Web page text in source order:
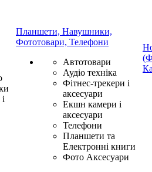
Планшети, Навушники,
Фототовари, Телефони
Автотовари
Аудіо техніка
Фітнес-трекери і
аксесуари
Екшн камери і
аксесуари
Телефони
Планшети та
Електронні книги
Фото Аксесуари